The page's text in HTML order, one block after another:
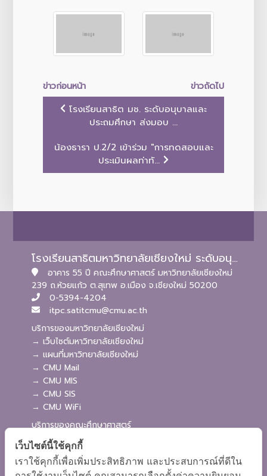
ข่าวก่อนหน้า
ข่าวถัดไป
โรงเรียนสาธิต มช. ระดับอนุบาลและ
ประถมศึกษา ส่งมอบ ...
น้องธารา ป.2/2 เข้าร่วม "การทดสอบและ
ประเมินผลท่าทั...
โรงเรียนสาธิตมหาวิทยาลัยเชียงใหม่ ระดับอนุบาลและประถมศึกษา
อาคาร 55 ปี คณะศึกษาศาสตร์ มหาวิทยาลัยเชียงใหม่
239 ถ.ห้วยแก้ว ต.สุเทพ อ.เมือง จ.เชียงใหม่ 50200
0-5394-4204
itpc.satitcmu@cmu.ac.th
บริการของมหาวิทยาลัยเชียงใหม่
→ เว็บไซต์มหาวิทยาลัยเชียงใหม่
→ แผนที่มหาวิทยาลัยเชียงใหม่
→ CMU Mail
→ CMU MIS
→ CMU SIS
→ CMU WiFi
บริการของคณะศึกษาศาสตร์
→ เว็บไซต์คณะศึกษาศาสตร์
→ ระบบจัดการเว็บไซต์
→ ระบบ Admission
เว็บไซต์นี้ใช้คุกกี้
เราใช้คุกกี้เพื่อเพิ่มประสิทธิภาพ และประสบการณ์ที่ดีใน